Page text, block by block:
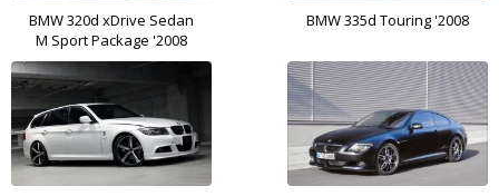
BMW 320d xDrive Sedan
M Sport Package '2008
BMW 335d Touring '2008